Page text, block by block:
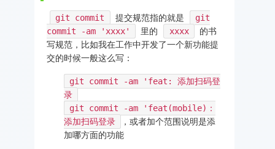
git commit 提交规范指的就是
git
commit -am 'xxxx'
里的 xxxx
的书
写规范，比如我在工作中开发了一个新功能提
交的时候一般这么写：
git commit -am 'feat: 添加扫码登
录
git commit -am 'feat(mobile)：
添加扫码登录
，或者加个范围说明是添
加哪方面的功能